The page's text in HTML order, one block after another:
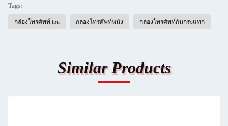
Tags:
กล่องโทรศัพท์ tpu กล่องโทรศัพท์หนัง กล่องโทรศัพท์กันกระแทก
Similar Products